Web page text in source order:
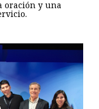
oración y una